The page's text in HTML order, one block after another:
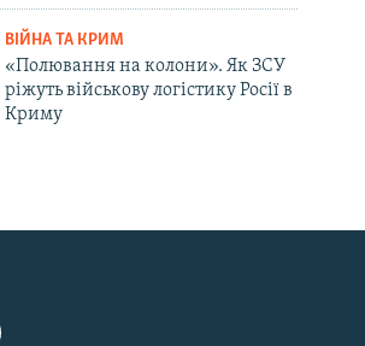
ВІЙНА ТА КРИМ
«Полювання на колони». Як ЗСУ
ріжуть військову логістику Росії в
Криму